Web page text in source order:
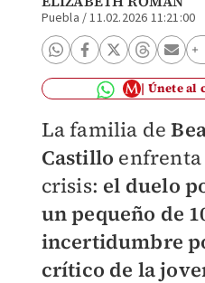
Puebla /11.02.2026 11:21:00
Únete al
La familia de
Castillo
crisis: el duelo
un pequeño de
incertidumbre
crítico de la